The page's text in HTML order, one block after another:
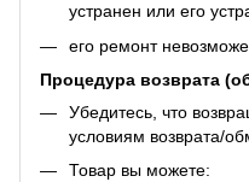
устранен или его
его ремонт
Процедура возврата
Убедитесь, что
условиям возврата/
Товар вы можете: